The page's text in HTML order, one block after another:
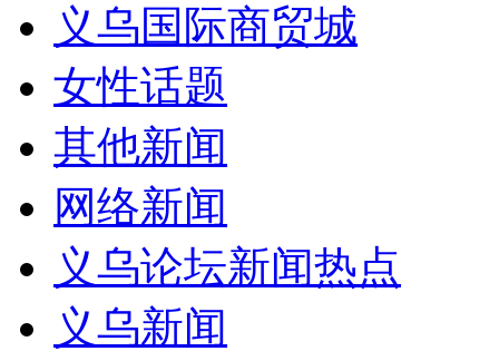
义乌国际商贸城
女性话题
其他新闻
网络新闻
义乌论坛新闻热点
义乌新闻